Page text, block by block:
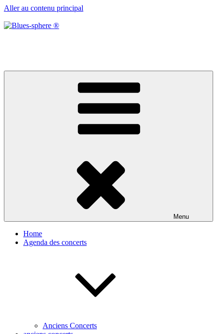
Aller au contenu principal
Menu
Home
Agenda des concerts
Anciens Concerts